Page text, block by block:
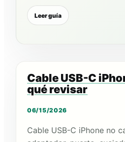
Leer guía
Cable USB-C
qué revisar
06/15/2026
Cable USB-C iPhone no